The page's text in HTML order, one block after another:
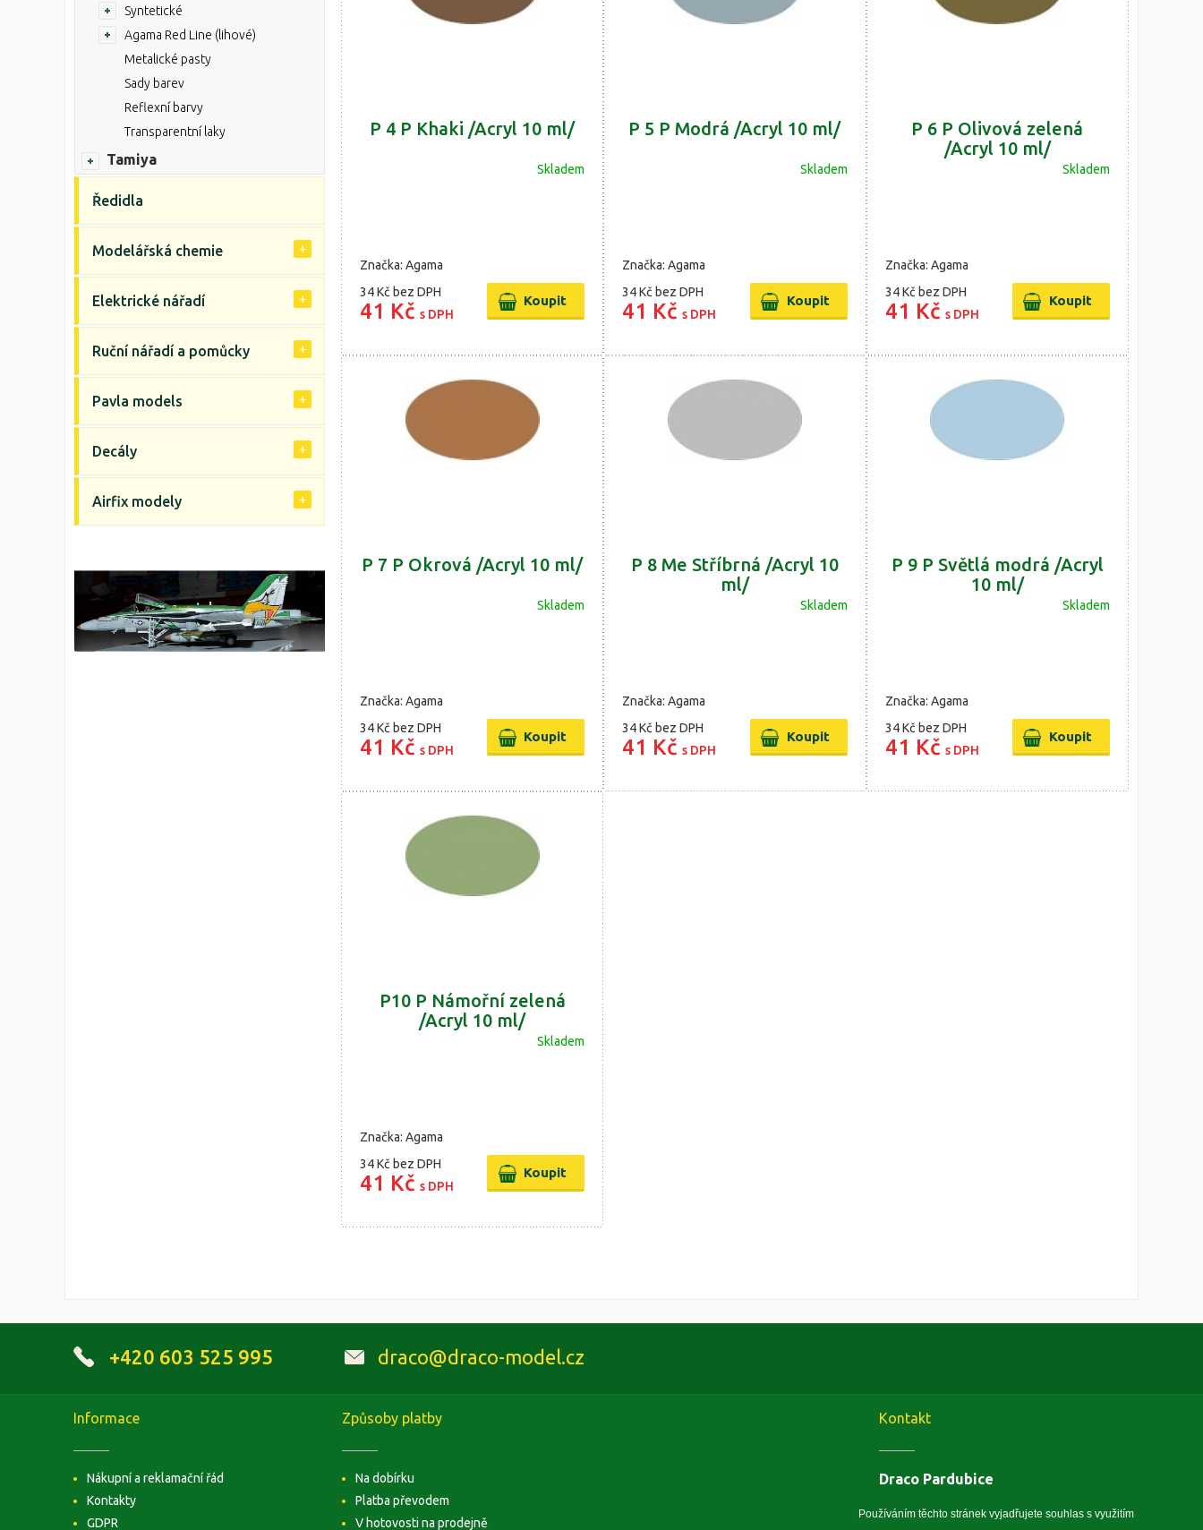
Používáním těchto stránek vyjadřujete souhlas s využitím
P 4 P Khaki /Acryl 10 ml/
Skladem
Značka: Agama
34 Kč bez DPH
41 Kč s DPH
P 5 P Modrá /Acryl 10 ml/
Skladem
Značka: Agama
34 Kč bez DPH
41 Kčs DPH
P 6 P Olivová zelená
/Acryl 10 ml/
Skladem
Značka: Agama
34 Kč bez DPH
41 Kč s DPH
P 7 P Okrová /Acryl 10 ml/
Skladem
Značka: Agama
34 Kč bez DPH
41 Kč s DPH
P 8 Me Stříbrná /Acryl 10
ml/
Skladem
Značka: Agama
34 Kč bez DPH
41 Kčs DPH
P 9 P Světlá modrá /Acryl
10 ml/
Skladem
Značka: Agama
34 Kč bez DPH
41 Kč s DPH
P10 P Námořní zelená
/Acryl 10 ml/
Skladem
Značka: Agama
34 Kč bez DPH
41 Kč s DPH
Syntetické
Agama Red Line (lihové)
Metalické pasty
Sady barev
Reflexní barvy
Transparentní laky
Tamiya
Ředidla
Modelářská chemie
Elektrické nářadí
Ruční nářadí a pomůcky
Pavla models
Decály
Airfix modely
+420 603 525 995 draco@draco-model.cz
Informace
Nákupní a reklamační řád
Kontakty
GDPR
Způsoby platby
Na dobírku
Platba převodem
V hotovosti na prodejně
Kontakt
Draco Pardubice
Zobrazit na mapě